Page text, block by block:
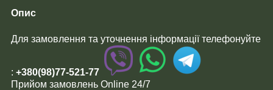
Опис
Для замовлення та уточнення інформації телефонуйте
: +380(98)77-521-77
Прийом замовлень Online 24/7